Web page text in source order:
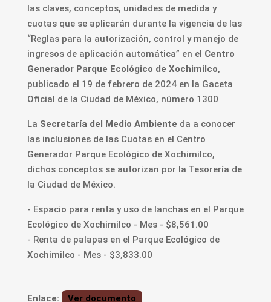
las claves, conceptos, unidades de medida y
cuotas que se aplicarán durante la vigencia de las
“Reglas para la autorización, control y manejo de
ingresos de aplicación automática” en el Centro
Generador Parque Ecológico de Xochimilco,
publicado el 19 de febrero de 2024 en la Gaceta
Oficial de la Ciudad de México, número 1300
La Secretaría del Medio Ambiente da a conocer
las inclusiones de las Cuotas en el Centro
Generador Parque Ecológico de Xochimilco,
dichos conceptos se autorizan por la Tesorería de
la Ciudad de México.
- Espacio para renta y uso de lanchas en el Parque
Ecológico de Xochimilco - Mes - $8,561.00
- Renta de palapas en el Parque Ecológico de
Xochimilco - Mes - $3,833.00
Enlace: Ver documento